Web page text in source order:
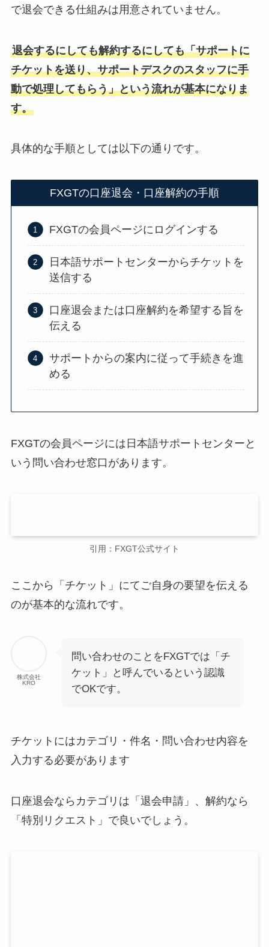
で退会できる仕組みは用意されていません。
退会するにしても解約するにしても「サポートに
チケットを送り、サポートデスクのスタッフに手
動で処理してもらう」という流れが基本になりま
す。
具体的な手順としては以下の通りです。
FXGTの口座退会・口座解約の手順
FXGTの会員ページにログインする
日本語サポートセンターからチケットを
送信する
口座退会または口座解約を希望する旨を
伝える
サポートからの案内に従って手続きを進
める
FXGTの会員ページには日本語サポートセンターと
いう問い合わせ窓口があります。
引用：FXGT公式サイト
ここから「チケット」にてご自身の要望を伝える
のが基本的な流れです。
株式会社
KRO
問い合わせのことをFXGTでは「チ
ケット」と呼んでいるという認識
でOKです。
チケットにはカテゴリ・件名・問い合わせ内容を
入力する必要があります
口座退会ならカテゴリは「退会申請」、解約なら
「特別リクエスト」で良いでしょう。